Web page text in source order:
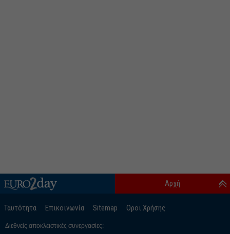
Ταυτότητα Επικοινωνία Sitemap Οροι Χρήσης
Αρχή
Διεθνείς αποκλειστικές συνεργασίες: